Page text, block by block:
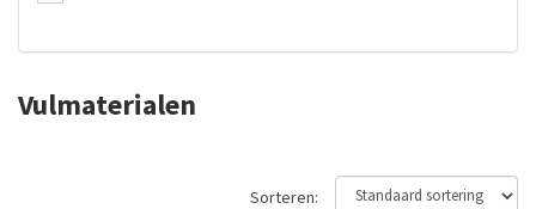
Vulmaterialen
Sorteren: